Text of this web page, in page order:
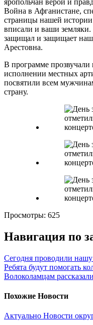
Война в Афганистане,
страницы нашей
вписали и ваши
защищал и защищает
Арестовна.
В программе прозвучали
исполнении местных
посвятили всем
страну.
Просмотры: 625
Навигация по
Сегодня проводили
Ребята будут помогать
Волоколамцам
Похожие Новости
Актуально Новости